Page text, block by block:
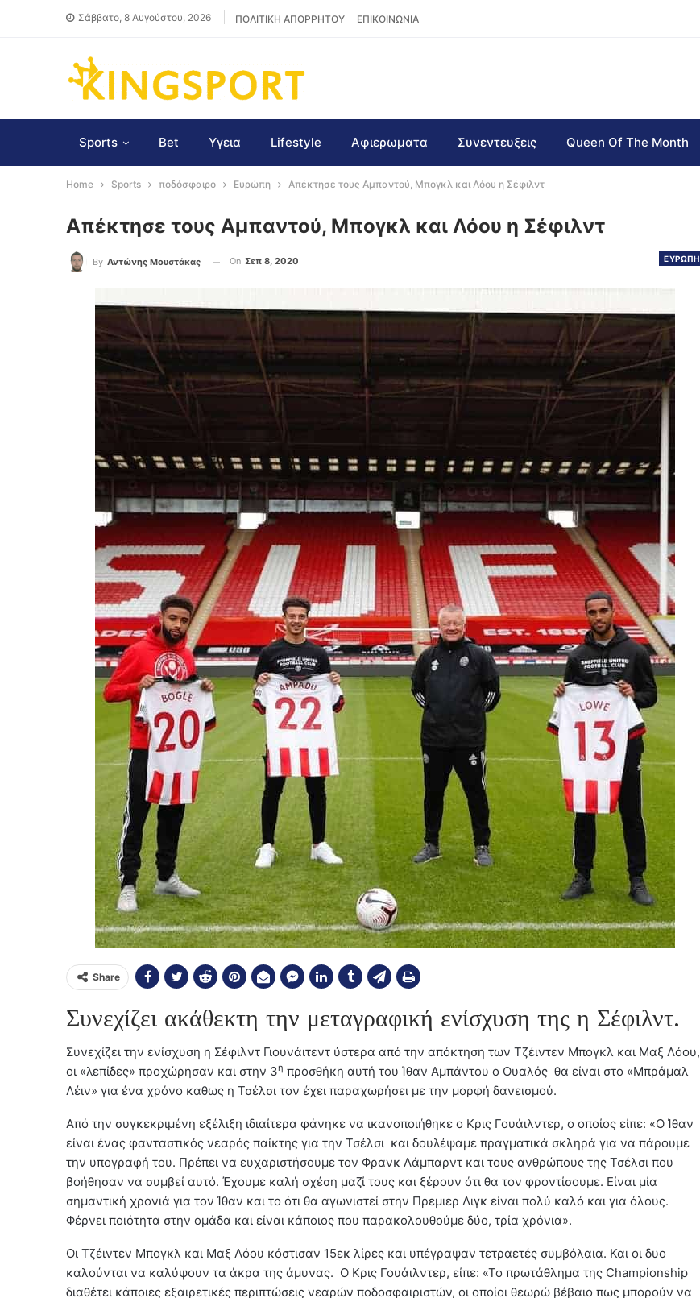
Σάββατο, 8 Αυγούστου, 2026 ΠΟΛΙΤΙΚΗ ΑΠΟΡΡΗΤΟΥ ΕΠΙΚΟΙΝΩΝΙΑ
Sports Bet Υγεια Lifestyle Αφιερωματα Συνεντευξεις Queen Of The Month
Home Sports ποδόσφαιρο Ευρώπη Απέκτησε τους Αμπαντού, Μπογκλ και Λόου η Σέφιλντ
Απέκτησε τους Αμπαντού, Μπογκλ και Λόου η Σέφιλντ
ΕΥΡΩΠΗ
By Αντώνης Μουστάκας On Σεπ 8, 2020
Share
Συνεχίζει ακάθεκτη την μεταγραφική ενίσχυση της η Σέφιλντ.
Συνεχίζει την ενίσχυση η Σέφιλντ Γιουνάιτεντ ύστερα από την απόκτηση των Τζέιντεν Μπογκλ και Μαξ Λόου,
οι «λεπίδες» προχώρησαν και στην 3η προσθήκη αυτή του Ίθαν Αμπάντου ο Ουαλός θα είναι στο «Μπράμαλ
Λέιν» για ένα χρόνο καθως η Τσέλσι τον έχει παραχωρήσει με την μορφή δανεισμού.
Από την συγκεκριμένη εξέλιξη ιδιαίτερα φάνηκε να ικανοποιήθηκε ο Κρις Γουάιλντερ, ο οποίος είπε: «Ο Ίθαν
είναι ένας φανταστικός νεαρός παίκτης για την Τσέλσι και δουλέψαμε πραγματικά σκληρά για να πάρουμε
την υπογραφή του. Πρέπει να ευχαριστήσουμε τον Φρανκ Λάμπαρντ και τους ανθρώπους της Τσέλσι που
βοήθησαν να συμβεί αυτό. Έχουμε καλή σχέση μαζί τους και ξέρουν ότι θα τον φροντίσουμε. Είναι μία
σημαντική χρονιά για τον Ίθαν και το ότι θα αγωνιστεί στην Πρεμιερ Λιγκ είναι πολύ καλό και για όλους.
Φέρνει ποιότητα στην ομάδα και είναι κάποιος που παρακολουθούμε δύο, τρία χρόνια».
Οι Τζέιντεν Μπογκλ και Μαξ Λόου κόστισαν 15εκ λίρες και υπέγραψαν τετραετές συμβόλαια. Και οι δυο
καλούνται να καλύψουν τα άκρα της άμυνας. Ο Κρις Γουάιλντερ, είπε: «Το πρωτάθλημα της Championship
διαθέτει κάποιες εξαιρετικές περιπτώσεις νεαρών ποδοσφαιριστών, οι οποίοι θεωρώ βέβαιο πως μπορούν να